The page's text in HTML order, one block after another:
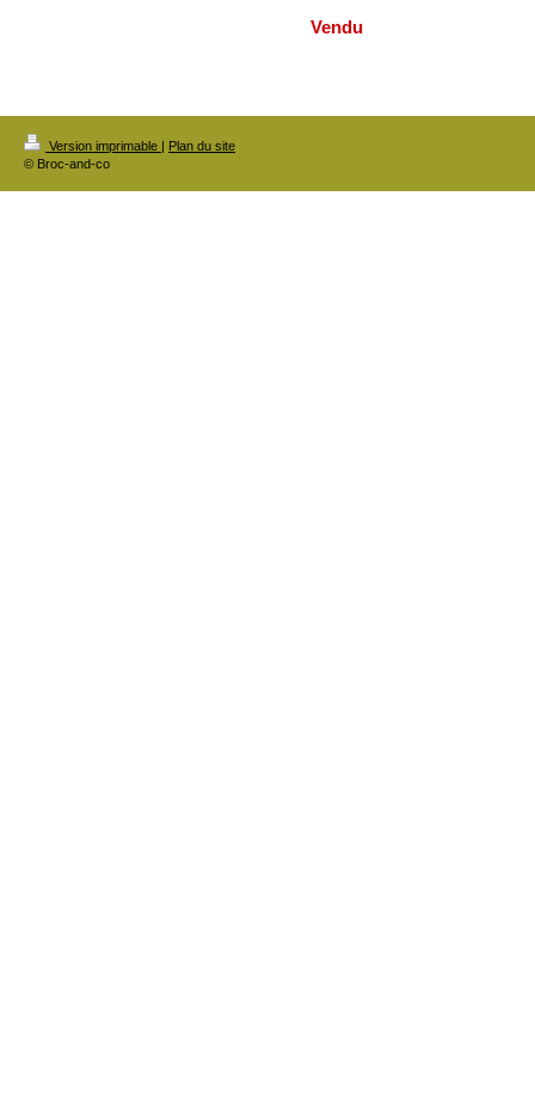
Vendu
Version imprimable | Plan du site
© Broc-and-co